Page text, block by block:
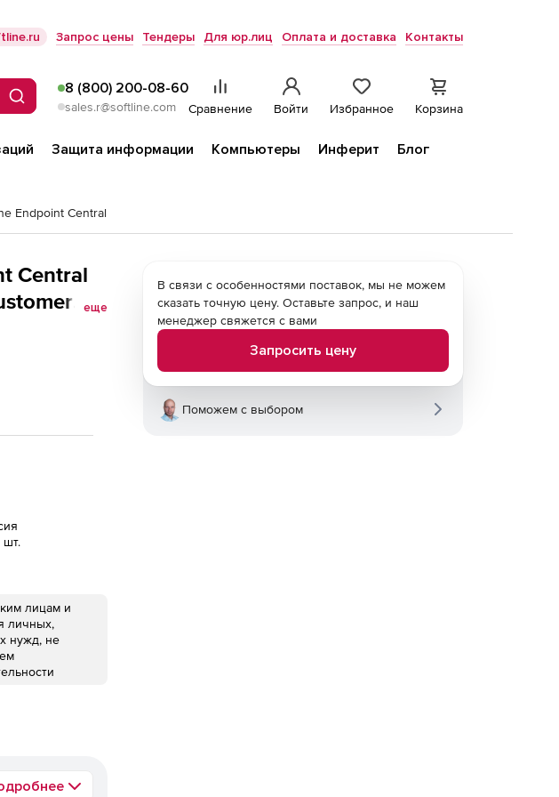
Запрос цены Тендеры Для юр.лиц Оплата и доставка Контакты
Поиск
8 (800) 200-08-60
sales.r@softline.com Сравнение Войти Избранное Корзина
Защита информации Компьютеры Инферит
Блог
Endpoint Central
Central
edition
еще
шт.
лицам и
личных,
нужд, не
В связи с особенностями поставок, мы не можем
сказать точную цену. Оставьте запрос, и наш
менеджер свяжется с вами
Запросить цену
Поможем с выбором